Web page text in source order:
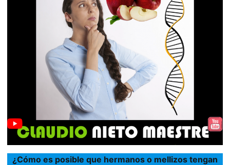
¿Cómo es posible que hermanos o mellizos tengan